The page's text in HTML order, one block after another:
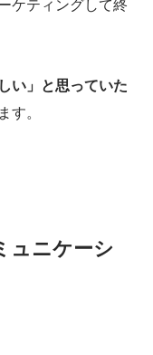
ケティングして終
い」と思っていた
す。
ュニケーシ